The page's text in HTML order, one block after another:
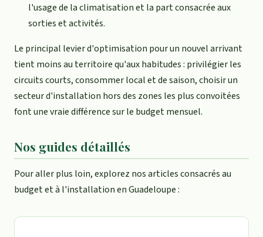
l'usage de la climatisation et la part consacrée aux
sorties et activités.
Le principal levier d'optimisation pour un nouvel arrivant
tient moins au territoire qu'aux habitudes : privilégier les
circuits courts, consommer local et de saison, choisir un
secteur d'installation hors des zones les plus convoitées
font une vraie différence sur le budget mensuel.
Nos guides détaillés
Pour aller plus loin, explorez nos articles consacrés au
budget et à l'installation en Guadeloupe :